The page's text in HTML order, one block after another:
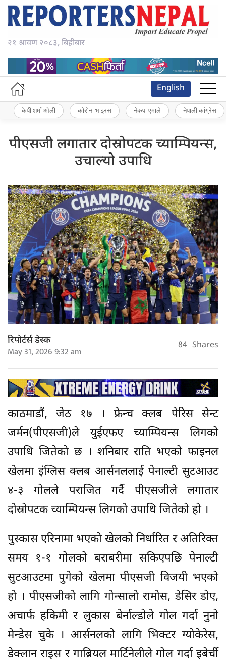
२१ श्रावण २०८३, बिहीबार
English
केपी शर्मा ओली कोरोना भाइरस नेकपा एमाले नेपाली कांग्रेस
पीएसजी लगातार दोस्रोपटक च्याम्पियन्स,
उचाल्यो उपाधि
रिपोर्टर्स डेस्क
May 31, 2026 9:32 am 84 Shares
काठमाडौं, जेठ १७ । फ्रेन्च क्लब पेरिस सेन्ट
जर्मन(पीएसजी)ले युईएफए च्याम्पियन्स लिगको
उपाधि जितेको छ । शनिबार राति भएको फाइनल
खेलमा इंग्लिस क्लब आर्सनललाई पेनाल्टी सुटआउट
४-३ गोलले पराजित गर्दै पीएसजीले लगातार
दोस्रोपटक च्याम्पियन्स लिगको उपाधि जितेको हो ।
पुस्कास एरिनामा भएको खेलको निर्धारित र अतिरिक्त
समय १-१ गोलको बराबरीमा सकिएपछि पेनाल्टी
सुटआउटमा पुगेको खेलमा पीएसजी विजयी भएको
हो । पीएसजीको लागि गोन्सालो रामोस, डेसिर डोए,
अचार्फ हकिमी र लुकास बेर्नाल्डोले गोल गर्दा नुनो
मेन्डेस चुके । आर्सनलको लागि भिक्टर ग्योकेरेस,
डेक्लान राइस र गाब्रियल मार्टिनेलीले गोल गर्दा इबेर्ची